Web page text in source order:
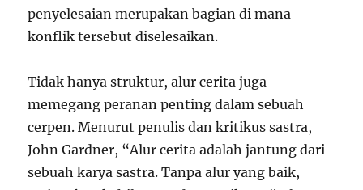
penyelesaian merupakan bagian di mana
konflik tersebut diselesaikan.
Tidak hanya struktur, alur cerita juga
memegang peranan penting dalam sebuah
cerpen. Menurut penulis dan kritikus sastra,
John Gardner, “Alur cerita adalah jantung dari
sebuah karya sastra. Tanpa alur yang baik,